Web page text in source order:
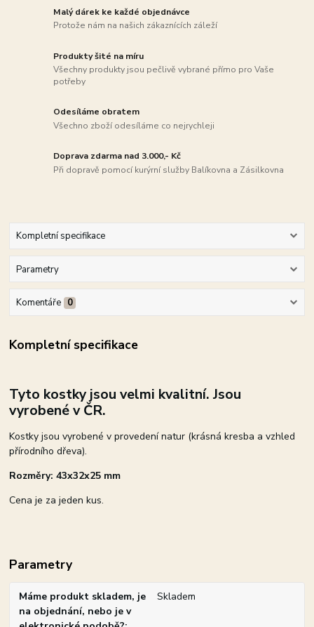
Malý dárek ke každé objednávce
Protože nám na našich zákaznících záleží
Produkty šité na míru
Všechny produkty jsou pečlivě vybrané přímo pro Vaše
potřeby
Odesíláme obratem
Všechno zboží odesíláme co nejrychleji
Doprava zdarma nad 3.000,- Kč
Při dopravě pomocí kurýrní služby Balíkovna a Zásilkovna
Kompletní specifikace
Parametry
Komentáře 0
Kompletní specifikace
Tyto kostky jsou velmi kvalitní. Jsou
vyrobené v ČR.
Kostky jsou vyrobené v provedení natur (krásná kresba a vzhled
přírodního dřeva).
Rozměry: 43x32x25 mm
Cena je za jeden kus.
Parametry
Máme produkt skladem, je
na objednání, nebo je v
Skladem